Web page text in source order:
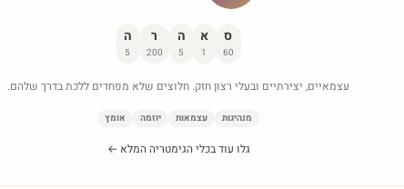
ס
60
א
1
ה
5
ר
200
ה
5
עצמאיים, יצירתיים ובעלי רצון חזק. חלוצים שלא מפחדים ללכת בדרך שלהם.
מנהיגות עצמאות יוזמה אומץ
גלו עוד בכלי הגימטריה המלא ←